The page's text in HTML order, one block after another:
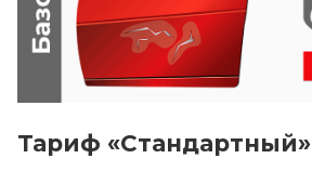
Тариф «Стандартный»